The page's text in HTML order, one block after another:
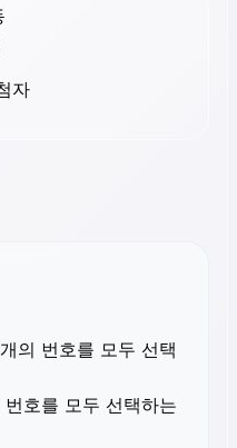
자
의 번호를 모두 선택
호를 모두 선택하는